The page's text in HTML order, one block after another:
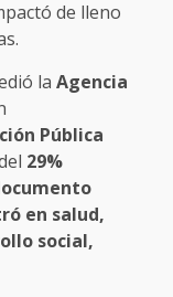
de lleno
la Agencia
Pública
29%
en salud,
social,